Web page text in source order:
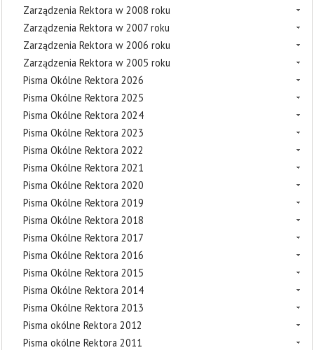
Zarządzenia Rektora w 2008 roku
Zarządzenia Rektora w 2007 roku
Zarządzenia Rektora w 2006 roku
Zarządzenia Rektora w 2005 roku
Pisma Okólne Rektora 2026
Pisma Okólne Rektora 2025
Pisma Okólne Rektora 2024
Pisma Okólne Rektora 2023
Pisma Okólne Rektora 2022
Pisma Okólne Rektora 2021
Pisma Okólne Rektora 2020
Pisma Okólne Rektora 2019
Pisma Okólne Rektora 2018
Pisma Okólne Rektora 2017
Pisma Okólne Rektora 2016
Pisma Okólne Rektora 2015
Pisma Okólne Rektora 2014
Pisma Okólne Rektora 2013
Pisma okólne Rektora 2012
Pisma okólne Rektora 2011